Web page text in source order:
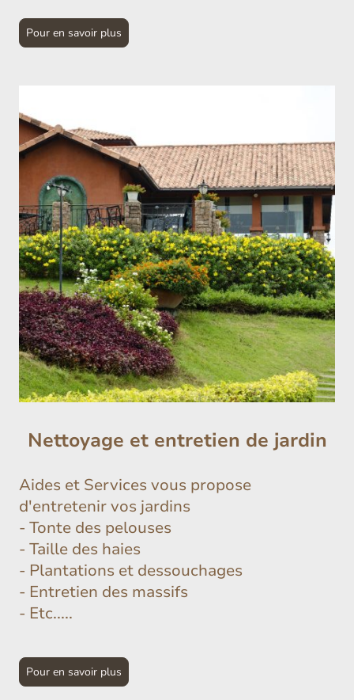
Pour en savoir plus
Nettoyage et entretien de jardin
Aides et Services vous propose
d'entretenir vos jardins
- Tonte des pelouses
- Taille des haies
- Plantations et dessouchages
- Entretien des massifs
- Etc.....
Pour en savoir plus